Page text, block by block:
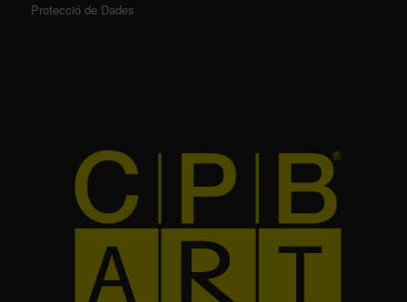
Protecció de Dades